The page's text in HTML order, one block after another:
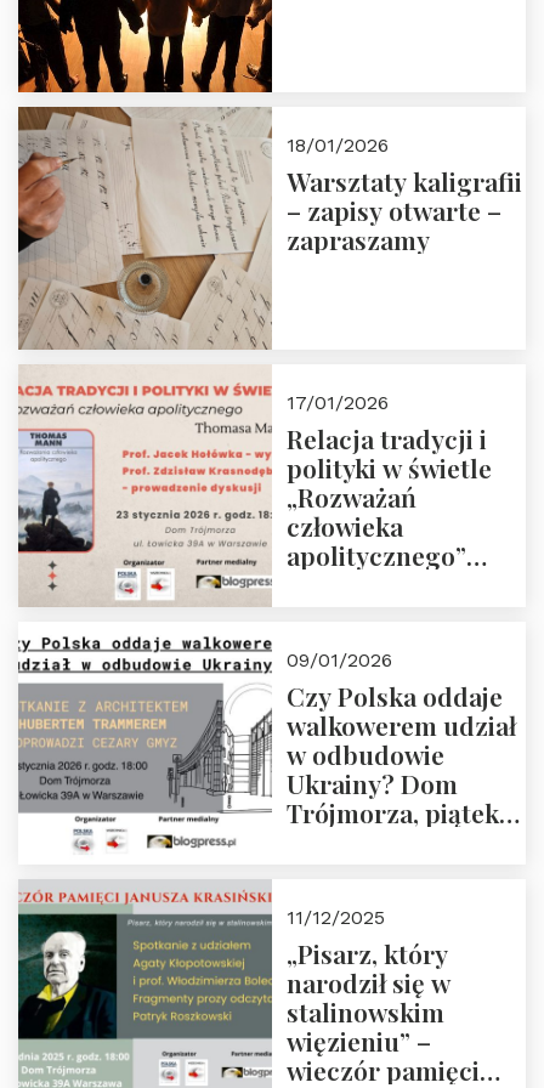
18/01/2026
Warsztaty kaligrafii
– zapisy otwarte –
zapraszamy
17/01/2026
Relacja tradycji i
polityki w świetle
„Rozważań
człowieka
apolitycznego”
godz. 18:00.
Zapraszamy!
09/01/2026
Czy Polska oddaje
walkowerem udział
w odbudowie
Ukrainy? Dom
Trójmorza, piątek
11/12/2025
„Pisarz, który
narodził się w
stalinowskim
więzieniu” –
wieczór pamięci